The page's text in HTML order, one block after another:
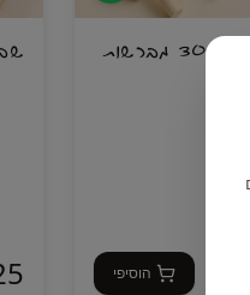
ערכת ציור באקריל עם 30 מברשות
הוסיפי